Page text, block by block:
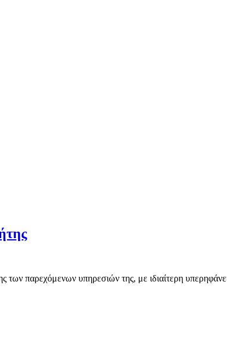
των παρεχόμενων υπηρεσιών της, με ιδιαίτερη